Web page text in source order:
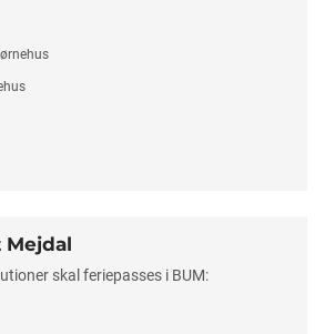
Mejdal
skal feriepasses i BUM: